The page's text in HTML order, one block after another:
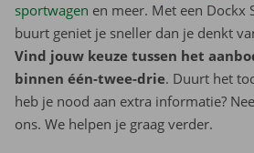
sportwagen en meer. Met een Dockx
buurt geniet je sneller dan je denkt
Vind jouw keuze tussen het
binnen één-twee-drie. Duurt het
heb je nood aan extra informatie?
ons. We helpen je graag verder.